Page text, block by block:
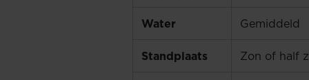
Water Gemiddeld
Standplaats Zon of half